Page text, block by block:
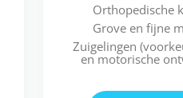
Orthopedische
Grove en fijne
Zuigelingen
en motorische